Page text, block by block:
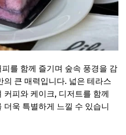
를 함께 즐기며 숲속 풍경을 감
큰 매력입니다. 넓은 테라스
피와 케이크, 디저트를 함께
욱 특별하게 느낄 수 있습니